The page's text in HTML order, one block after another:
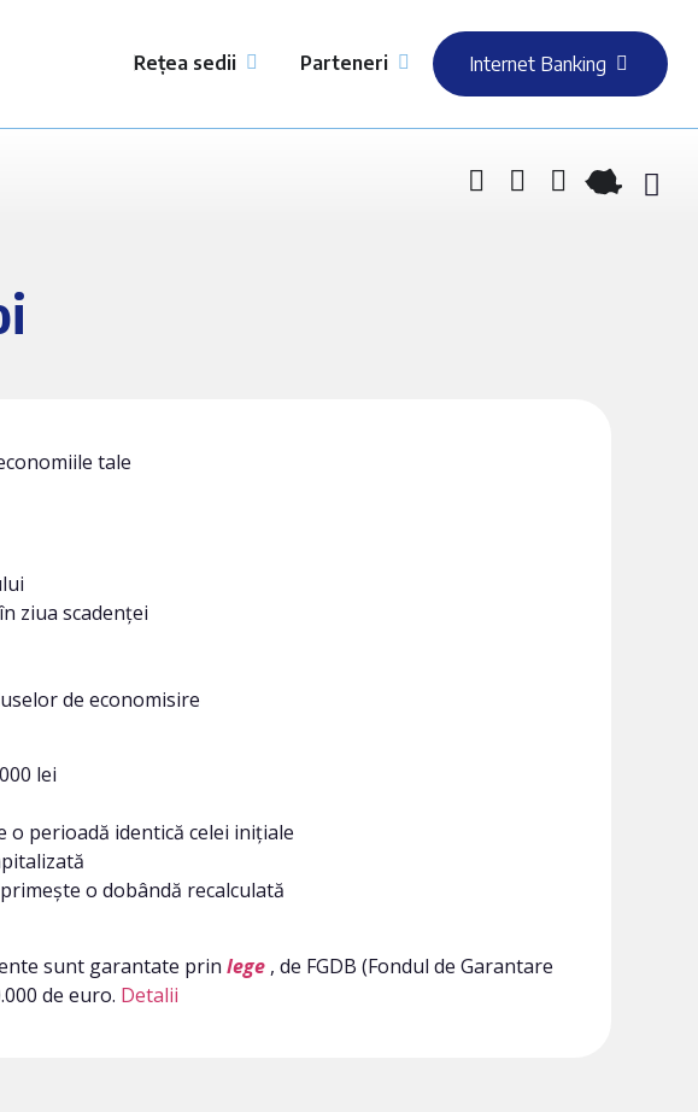
Rețea sedii Parteneri Internet Banking
tale
ziua scadenței
de economisire
lei
perioadă identică celei inițiale
o dobândă recalculată
sunt garantate prin lege , de FGDB (Fondul de Garantare
de euro. Detalii